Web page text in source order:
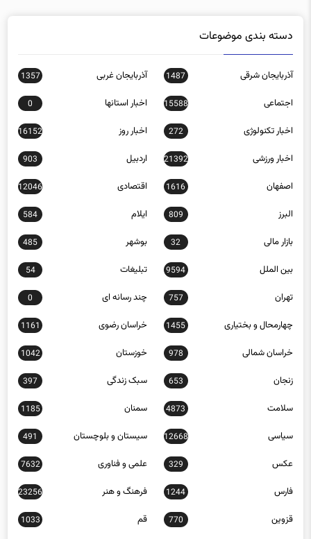
دسته بندی موضوعات
آذربایجان شرقی 1487 آذربایجان غربی 1357
اجتماعی 15588 اخبار استانها 0
اخبار تکنولوژی 272 اخبار روز 16152
اخبار ورزشی 21392 اردبیل 903
اصفهان 1616 اقتصادی 12046
البرز 809 ایلام 584
بازار مالی 32 بوشهر 485
بین الملل 9594 تبلیغات 54
تهران 757 چند رسانه ای 0
چهارمحال و بختیاری 1455 خراسان رضوی 1161
خراسان شمالی 978 خوزستان 1042
زنجان 653 سبک زندگی 397
سلامت 4873 سمنان 1185
سیاسی 12668 سیستان و بلوچستان 491
عکس 329 علمی و فناوری 7632
فارس 1244 فرهنگ و هنر 23256
قزوین 770 قم 1033